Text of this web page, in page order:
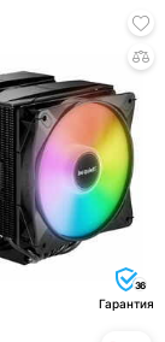
36
Гарантия